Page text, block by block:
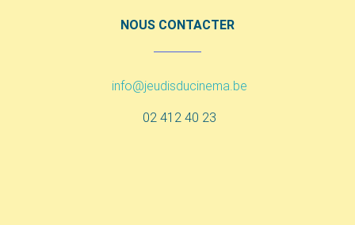
NOUS CONTACTER
info@jeudisducinema.be
02 412 40 23